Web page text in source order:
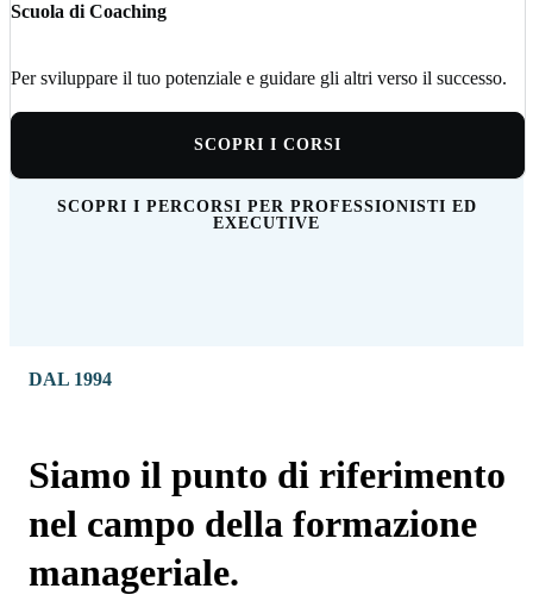
Scuola di Coaching
Per sviluppare il tuo potenziale e guidare gli altri verso il successo.
SCOPRI I CORSI
SCOPRI I PERCORSI PER PROFESSIONISTI ED
EXECUTIVE
DAL 1994
Siamo il punto di riferimento
nel campo della formazione
manageriale.